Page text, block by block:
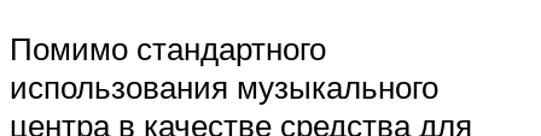
Помимо стандартного
использования музыкального
центра в качестве средства для